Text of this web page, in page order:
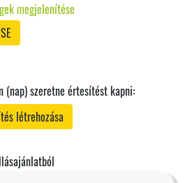
megjelenítése
(nap) szeretne értesítést kapni:
létrehozása